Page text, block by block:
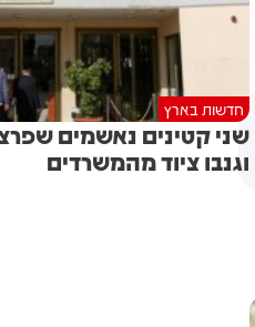
חדשות בארץ
שני קטינים נאשמים
וגנבו ציוד מהמשרדים